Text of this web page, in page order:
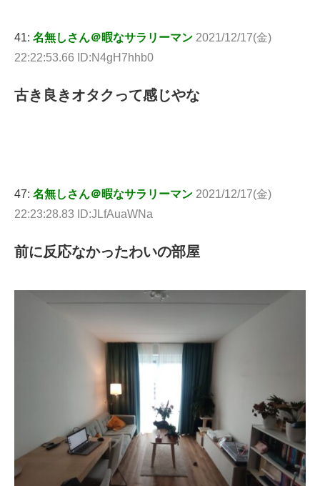
41: 名無しさん＠暇なサラリーマン 2021/12/17(金)
22:22:53.66 ID:N4gH7hhb0
古き良きオタクって感じやな
47: 名無しさん＠暇なサラリーマン 2021/12/17(金)
22:23:28.83 ID:JLfAuaWNa
前に反応なかったわいの部屋